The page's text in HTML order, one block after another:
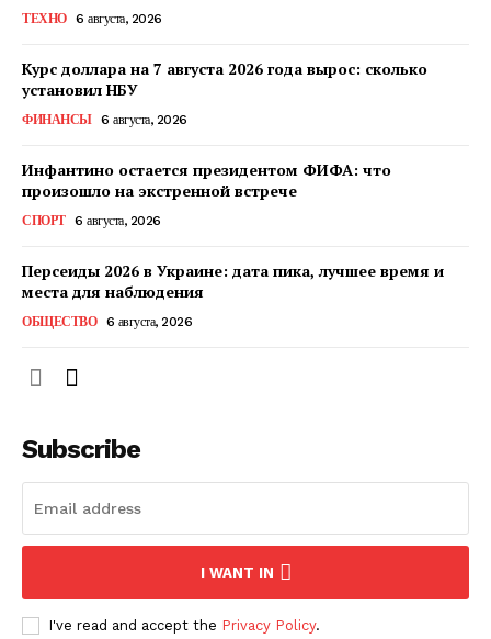
ТЕХНО 6 августа, 2026
Курс доллара на 7 августа 2026 года вырос: сколько
установил НБУ
ФИНАНСЫ 6 августа, 2026
Инфантино остается президентом ФИФА: что
произошло на экстренной встрече
СПОРТ 6 августа, 2026
Персеиды 2026 в Украине: дата пика, лучшее время и
места для наблюдения
ОБЩЕСТВО 6 августа, 2026
Subscribe
I WANT IN
I've read and accept the Privacy Policy.